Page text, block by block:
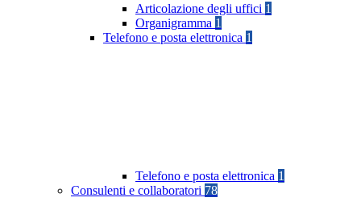
Articolazione degli uffici 1
Organigramma 1
Telefono e posta elettronica 1
Telefono e posta elettronica 1
Consulenti e collaboratori 78